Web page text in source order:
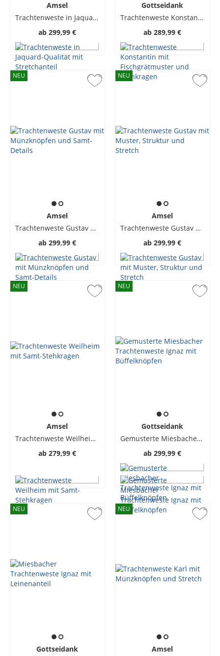
Amsel
Trachtenweste in Jaquard-Qualität mit Stretchanteil
ab 299,99 €
Gottseidank
Trachtenweste Konstantin mit Fischgrätmuster und Stehkragen
ab 289,99 €
NEU
Amsel
Trachtenweste Gustav mit Münzknöpfen und Samt-Details
ab 299,99 €
NEU
Amsel
Trachtenweste Gustav mit Muster, Struktur und Stretch
ab 299,99 €
NEU
Amsel
Trachtenweste Weilheim mit Samt-Stehkragen
ab 279,99 €
NEU
Gottseidank
Gemusterte Miesbacher Trachtenweste Ignaz mit Büffelknöpfen
ab 299,99 €
NEU
Gottseidank
NEU
Amsel